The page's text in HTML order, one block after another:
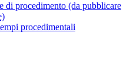
di procedimento (da pubblicare
procedimentali